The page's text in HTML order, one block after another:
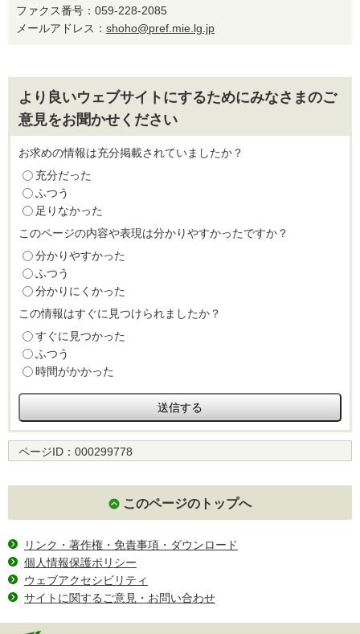
ファクス番号：059-228-2085
メールアドレス： shoho@pref.mie.lg.jp
より良いウェブサイトにするためにみなさまのご
意見をお聞かせください
お求めの情報は充分掲載されていましたか？
充分だった
ふつう
足りなかった
このページの内容や表現は分かりやすかったですか？
分かりやすかった
ふつう
分かりにくかった
この情報はすぐに見つけられましたか？
すぐに見つかった
ふつう
時間がかかった
ページID： 000299778
このページのトップへ
リンク・著作権・免責事項・ダウンロード
個人情報保護ポリシー
ウェブアクセシビリティ
サイトに関するご意見・お問い合わせ